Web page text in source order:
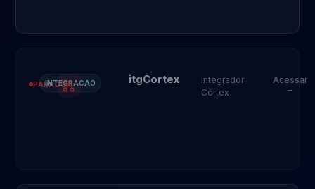
PARADO
INTEGRACAO itgCortex
Integrador
Córtex
Acessar
→